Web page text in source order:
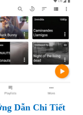
Dẫn Chi Tiết